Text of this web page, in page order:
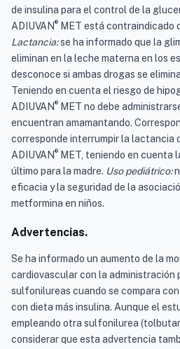
de insulina para el control de la
ADIUVAN® MET está contraindicado
Lactancia:se ha informado que la
eliminan en la leche materna en los
desconoce si ambas drogas se
Teniendo en cuenta el riesgo de
ADIUVAN® MET no debe
encuentran amamantando.
corresponde interrumpir la lactancia
ADIUVAN® MET, teniendo en cuenta
último para la madre. Uso pediátrico:
eficacia y la seguridad de la
metformina en niños.
Advertencias.
Se ha informado un aumento de la
cardiovascular con la administración
sulfonilureas cuando se compara
con dieta más insulina. Aunque el
empleando otra sulfonilurea
considerar que esta advertencia